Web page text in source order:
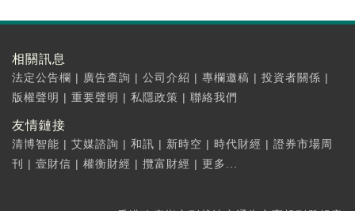
相關訊息
法定公告欄 | 廣告查詢 | 公司介紹 | 專欄邀稿 | 投資者關係 |
版權聲明 | 重要聲明 | 私隱政策 | 聯絡我們
友情鏈接
清博智能 | 艾媒諮詢 | 和訊 | 新時空 | 時代財經 | 證券市場周
刊
| 壹財信 | 權衡財經 | 攬富財經 | 更多...